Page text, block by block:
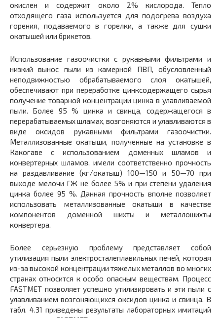
окислен и содержит около 2% кислорода. Тепло
отходящего газа используется для подогрева воздуха
горения, подаваемого в горелки, а также для сушки
окатышей или брикетов.
Использование газоочистки с рукавными фильтрами и
низкий вынос пыли из камерной ПВП, обусловленный
неподвижностью обрабатываемого слоя окатышей,
обеспечивают при переработке цинксодержащего сырья
получение товарной концентрации цинка в улавливаемой
пыли. Более 95 % цинка и свинца, содержащегося в
перерабатываемых шламах, возгоняются и улавливаются в
виде оксидов рукавными фильтрами газоочистки.
Металлизованные окатыши, полученные на установке в
Какогаве с использованием доменных шламов и
конвертерных шламов, имели соответственно прочность
на раздавливание (кг/окатыш) 100—150 и 50—70 при
выходе мелочи ГЖ не более 5% и при степени удаления
цинка более 95 %. Данная прочность вполне позволяет
использовать металлизованные окатыши в качестве
компонентов доменной шихты и металлошихты
конвертера.
Более серьезную проблему представляет собой
утилизация пыли электросталеплавильных печей, которая
из-за высокой концентрации тяжелых металлов во многих
странах относится к особо опасным веществам. Процесс
FASTMET позволяет успешно утилизировать и эти пыли с
улавливанием возгоняющихся оксидов цинка и свинца. В
табл. 4.31 приведены результаты лабораторных имитаций